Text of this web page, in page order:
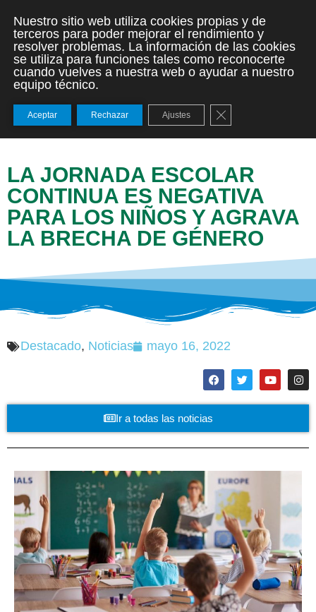
LA JORNADA ESCOLAR
CONTINUA ES NEGATIVA
PARA LOS NIÑOS Y AGRAVA
LA BRECHA DE GÉNERO
Destacado, Noticias mayo 16, 2022
Ir a todas las noticias
Nuestro sitio web utiliza cookies propias y de
terceros para poder mejorar el rendimiento y
resolver problemas. La información de las cookies
se utiliza para funciones tales como reconocerte
cuando vuelves a nuestra web o ayudar a nuestro
equipo técnico.
Aceptar Rechazar Ajustes Cerrar el banner de